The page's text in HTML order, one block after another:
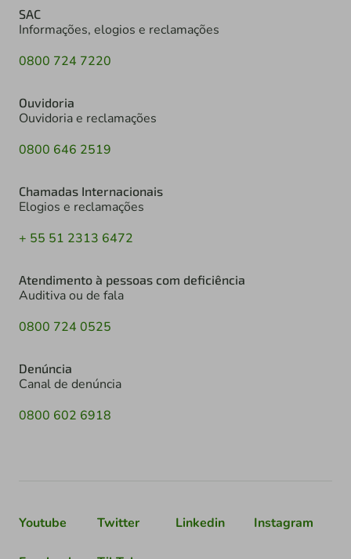
SAC
Informações, elogios e reclamações
0800 724 7220
Ouvidoria
Ouvidoria e reclamações
0800 646 2519
Chamadas Internacionais
Elogios e reclamações
+ 55 51 2313 6472
Atendimento à pessoas com deficiência
Auditiva ou de fala
0800 724 0525
Denúncia
Canal de denúncia
0800 602 6918
Youtube Twitter Linkedin Instagram